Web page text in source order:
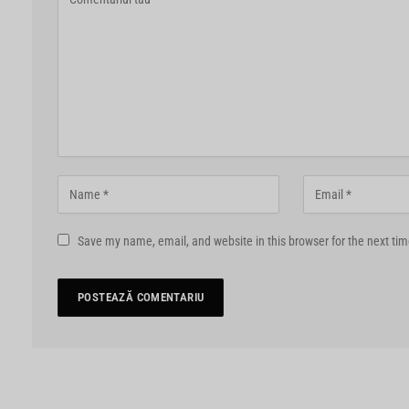
Save my name, email, and website in this browser for the next